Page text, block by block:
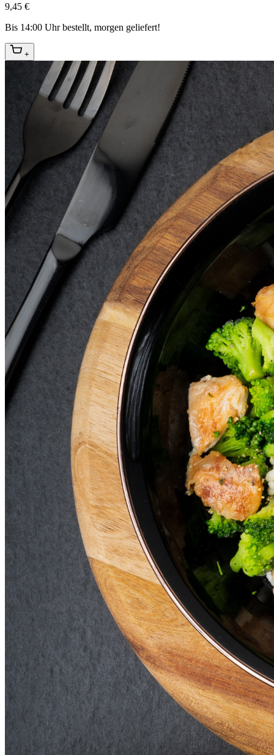
9,45 €
Bis 14:00 Uhr bestellt, morgen geliefert!
+